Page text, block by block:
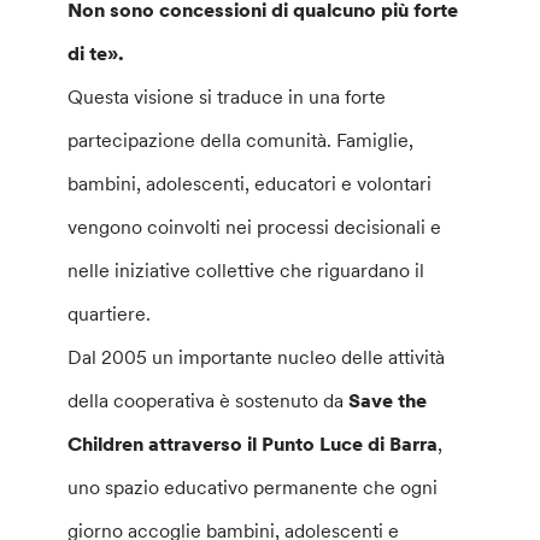
Non sono concessioni di qualcuno più forte
di te».
Questa visione si traduce in una forte
partecipazione della comunità. Famiglie,
bambini, adolescenti, educatori e volontari
vengono coinvolti nei processi decisionali e
nelle iniziative collettive che riguardano il
quartiere.
Dal 2005 un importante nucleo delle attività
della cooperativa è sostenuto daSave the
Children attraverso il Punto Luce di Barra,
uno spazio educativo permanente che ogni
giorno accoglie bambini, adolescenti e